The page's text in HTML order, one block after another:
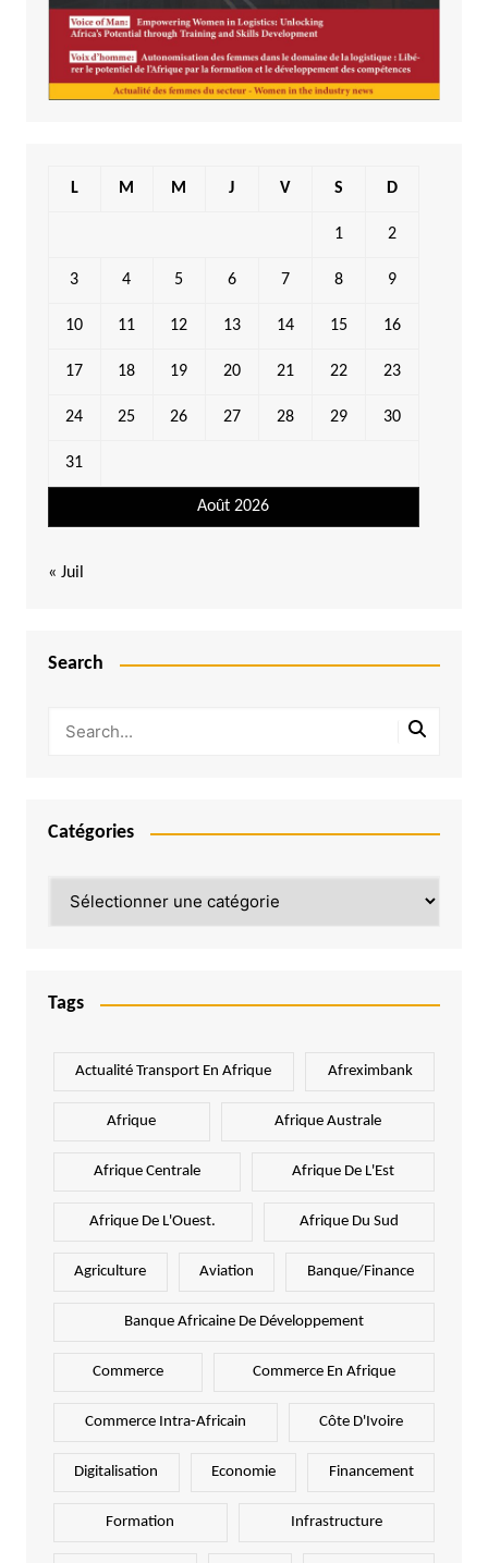
Août 2026
L M M J V S D
1 2
3 4 5 6 7 8 9
10 11 12 13 14 15 16
17 18 19 20 21 22 23
24 25 26 27 28 29 30
31
« Juil
Search
Catégories
Tags
Actualité Transport En Afrique Afreximbank
Afrique Afrique Australe
Afrique Centrale Afrique De L'Est
Afrique De L'Ouest. Afrique Du Sud
Agriculture Aviation Banque/Finance
Banque Africaine De Développement
Commerce Commerce En Afrique
Commerce Intra-Africain Côte D'Ivoire
Digitalisation Economie Financement
Formation Infrastructure